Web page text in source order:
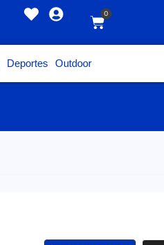
0
Deportes Outdoor